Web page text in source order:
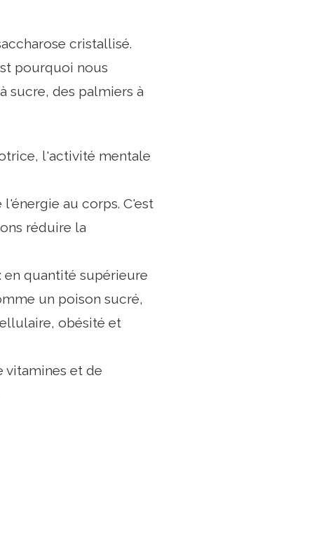
cristallisé.
pourquoi nous
sucre, des palmiers à
l'activité mentale
au corps. C'est
réduire la
quantité supérieure
un poison sucré,
obésité et
vitamines et de